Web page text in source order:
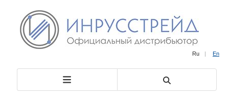
Ru | En